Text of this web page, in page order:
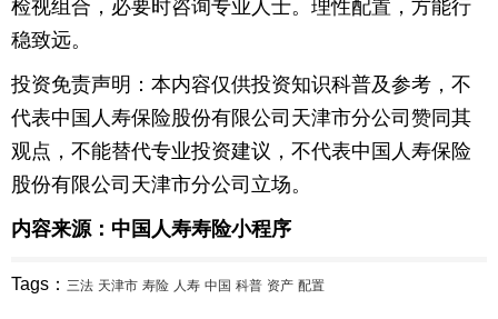
检视组合，必要时咨询专业人士。理性配置，方能行
稳致远。
投资免责声明：本内容仅供投资知识科普及参考，不
代表中国人寿保险股份有限公司天津市分公司赞同其
观点，不能替代专业投资建议，不代表中国人寿保险
股份有限公司天津市分公司立场。
内容来源：中国人寿寿险小程序
Tags： 三法 天津市 寿险 人寿 中国 科普 资产 配置